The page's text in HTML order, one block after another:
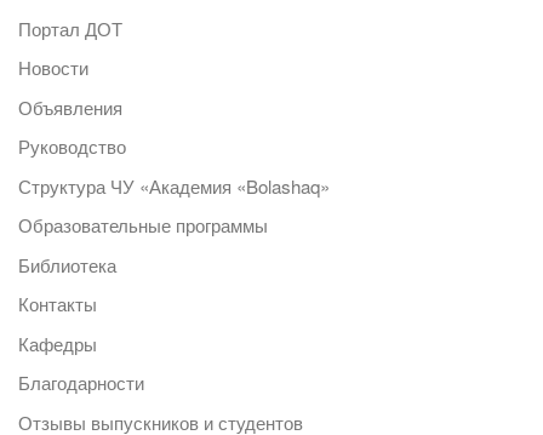
Портал ДОТ
Новости
Объявления
Руководство
Структура ЧУ «Академия «Bolashaq»
Образовательные программы
Библиотека
Контакты
Кафедры
Благодарности
Отзывы выпускников и студентов